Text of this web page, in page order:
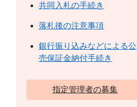
共同入札の手続き
落札後の注意事項
銀行振り込みなどによる公
売保証金納付手続き
指定管理者の募集